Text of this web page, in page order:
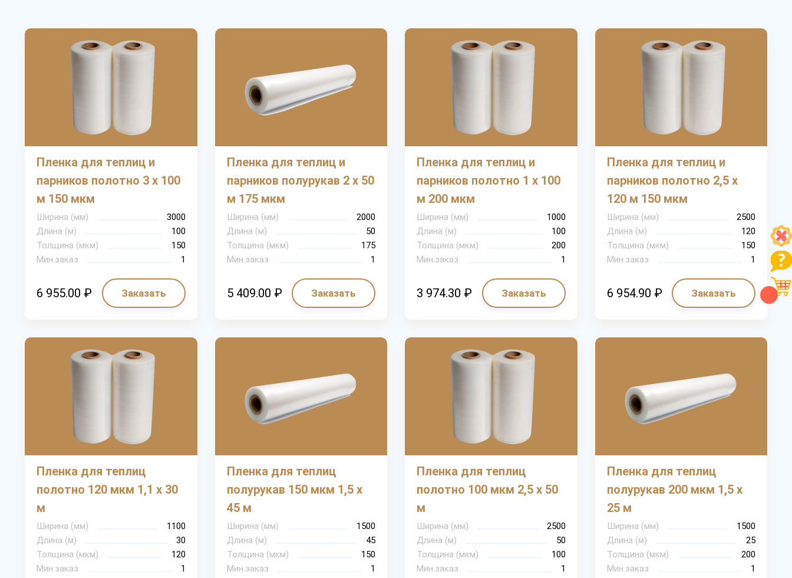
Рассчитать
Пленка для теплиц и
парников полотно 3 х 100
м 150 мкм
Ширина (мм)
3000
Длина (м)
100
Толщина (мкм)
150
Мин.заказ
1
6 955.00 ₽ Заказать
Пленка для теплиц и
парников полурукав 2 х 50
м 175 мкм
Ширина (мм)
2000
Длина (м)
50
Толщина (мкм)
175
Мин.заказ
1
5 409.00 ₽ Заказать
Пленка для теплиц и
парников полотно 1 х 100
м 200 мкм
Ширина (мм)
1000
Длина (м)
100
Толщина (мкм)
200
Мин.заказ
1
3 974.30 ₽ Заказать
Пленка для теплиц и
парников полотно 2,5 х
120 м 150 мкм
Ширина (мм)
2500
Длина (м)
120
Толщина (мкм)
150
Мин.заказ
1
6 954.90 ₽ Заказать
Пленка для теплиц
полотно 120 мкм 1,1 х 30
м
Ширина (мм)
1100
Длина (м)
30
Толщина (мкм)
120
Мин.заказ
1
Пленка для теплиц
полурукав 150 мкм 1,5 х
45 м
Ширина (мм)
1500
Длина (м)
45
Толщина (мкм)
150
Мин.заказ
1
Пленка для теплиц
полотно 100 мкм 2,5 х 50
м
Ширина (мм)
2500
Длина (м)
50
Толщина (мкм)
100
Мин.заказ
1
Пленка для теплиц
полурукав 200 мкм 1,5 х
25 м
Ширина (мм)
1500
Длина (м)
25
Толщина (мкм)
200
Мин.заказ
1